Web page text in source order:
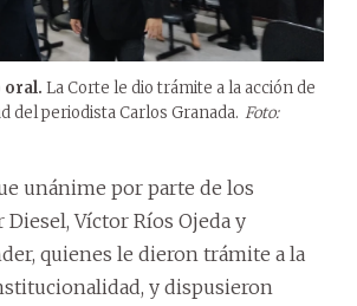
oral. La Corte le dio trámite a la acción de
del periodista Carlos Granada. Foto:
unánime por parte de los
Víctor Ríos Ojeda y
quienes le dieron trámite a la
y dispusieron